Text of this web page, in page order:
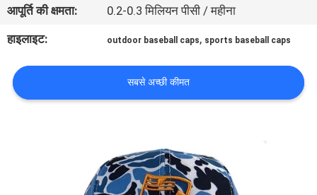
संपर्क
करें
समाचार
आपूर्ति की क्षमता:
0.2-0.3 मिलियन पीसी / महीना
हाइलाइट:
outdoor baseball caps, sports baseball caps
सबसे अच्छी कीमत